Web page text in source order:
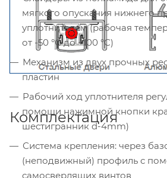
мягкого опускания нижнего
уплотнителем (рабочая
от -50 °С до +100 °С)
Механизм из двух прочных
пластин
Рабочий ход уплотнителя
помощи нажимной кнопки
шестигранник d-4mm)
Система крепления: через
(неподвижный) профиль с
самосверлящих винтов
Комплектация